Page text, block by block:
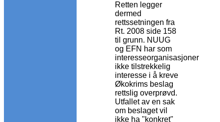
Retten legger
dermed
rettssetningen fra
Rt. 2008 side 158
til grunn. NUUG
og EFN har som
interesseorganisasjoner
ikke tilstrekkelig
interesse i å kreve
Økokrims beslag
rettslig overprøvd.
Utfallet av en sak
om beslaget vil
ikke ha "konkret"